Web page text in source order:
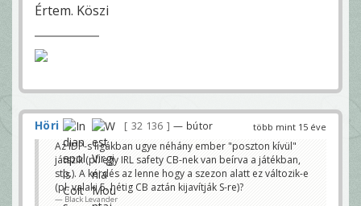
Értem. Köszi
több mint 15 éve
Höri 32 136 — bútor
Az IDP-s ligákban ugye néhány ember "poszton kívül"
játszik (pl. egy IRL safety CB-nek van beírva a játékban,
stb.). A kérdés az lenne hogy a szezon alatt ez változik-e
(pl. valaki 5. hétig CB aztán kijavítják S-re)?
Black Levander